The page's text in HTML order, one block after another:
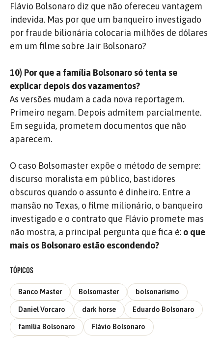
Flávio Bolsonaro diz que não ofereceu vantagem
indevida. Mas por que um banqueiro investigado
por fraude bilionária colocaria milhões de dólares
em um filme sobre Jair Bolsonaro?
10) Por que a família Bolsonaro só tenta se
explicar depois dos vazamentos?
As versões mudam a cada nova reportagem.
Primeiro negam. Depois admitem parcialmente.
Em seguida, prometem documentos que não
aparecem.
O caso Bolsomaster expõe o método de sempre:
discurso moralista em público, bastidores
obscuros quando o assunto é dinheiro. Entre a
mansão no Texas, o filme milionário, o banqueiro
investigado e o contrato que Flávio promete mas
não mostra, a principal pergunta que fica é: o que
mais os Bolsonaro estão escondendo?
TÓPICOS
Banco Master Bolsomaster bolsonarismo
Daniel Vorcaro dark horse Eduardo Bolsonaro
família Bolsonaro Flávio Bolsonaro